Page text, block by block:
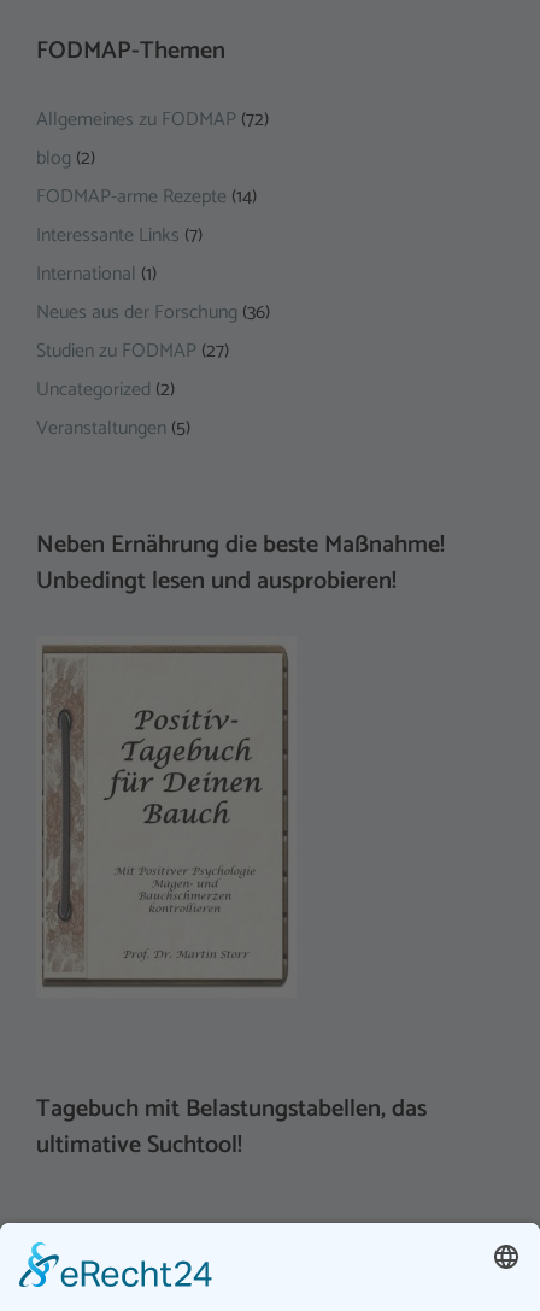
FODMAP-Themen
Allgemeines zu FODMAP (72)
blog (2)
FODMAP-arme Rezepte (14)
Interessante Links (7)
International (1)
Neues aus der Forschung (36)
Studien zu FODMAP (27)
Uncategorized (2)
Veranstaltungen (5)
Neben Ernährung die beste Maßnahme!
Unbedingt lesen und ausprobieren!
Tagebuch mit Belastungstabellen, das
ultimative Suchtool!